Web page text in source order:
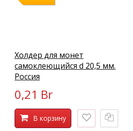
Холдер для монет
самоклеющийся d 20,5 мм.
Россия
0,21 Br
В корзину